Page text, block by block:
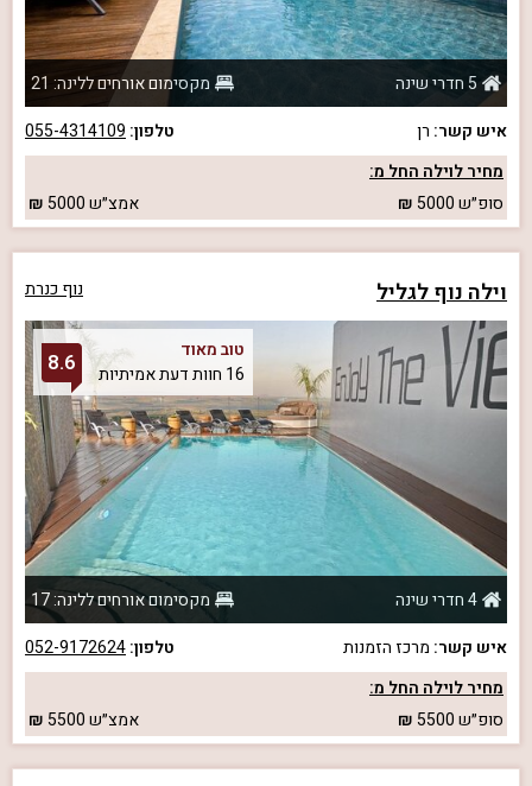
5 חדרי שינה
מקסימום אורחים ללינה: 21
איש קשר: רן טלפון: 055-4314109
מחיר לוילה החל מ:
סופ״ש5000 אמצ״ש5000
וילה נוף לגליל נוף כנרת
טוב מאוד
16 חוות דעת אמיתיות
8.6
4 חדרי שינה
מקסימום אורחים ללינה: 17
איש קשר: מרכז הזמנות טלפון:052-9172624
מחיר לוילה החל מ:
סופ״ש5500 אמצ״ש5500